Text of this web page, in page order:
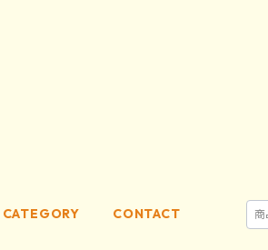
CATEGORY CONTACT